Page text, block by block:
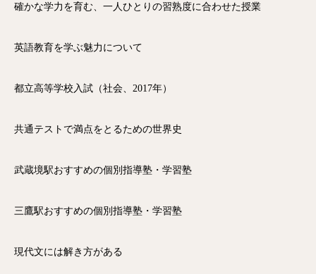
確かな学力を育む、一人ひとりの習熟度に合わせた授業
英語教育を学ぶ魅力について
都立高等学校入試（社会、2017年）
共通テストで満点をとるための世界史
武蔵境駅おすすめの個別指導塾・学習塾
三鷹駅おすすめの個別指導塾・学習塾
現代文には解き方がある